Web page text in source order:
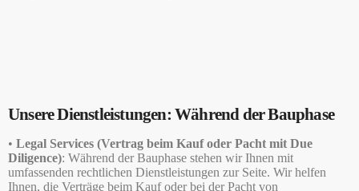
Unsere Dienstleistungen: Während der Bauphase
• Legal Services (Vertrag beim Kauf oder Pacht mit Due
Diligence): Während der Bauphase stehen wir Ihnen mit
umfassenden rechtlichen Dienstleistungen zur Seite. Wir helfen
Ihnen, die Verträge beim Kauf oder bei der Pacht von